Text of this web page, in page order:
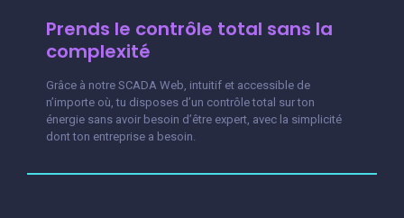
Prends le contrôle total sans la
complexité
Grâce à notre SCADA Web, intuitif et accessible de
n’importe où, tu disposes d’un contrôle total sur ton
énergie sans avoir besoin d’être expert, avec la simplicité
dont ton entreprise a besoin.